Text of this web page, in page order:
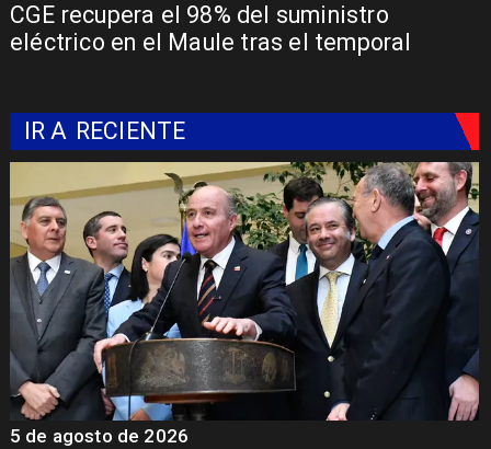
CGE recupera el 98% del suministro
eléctrico en el Maule tras el temporal
IR A RECIENTE
5 de agosto de 2026